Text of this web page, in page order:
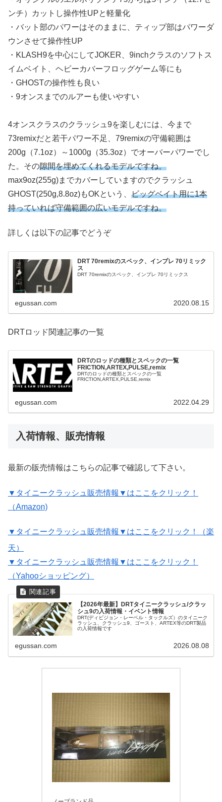
ンチ）カットし操作性UPと軽量化
・バット部のパワーはそのままに、ティップ部はパワーダ
ウンさせて操作性UP
・KLASH9を中心にしてJOKER、9inchクラスのソフトス
イムベイト、ヘビーカバーフロッグゲーム等にも
・GHOSTの操作性も良い
・9オンスまでのルアーも使いやすい
4オンスクラスのクラッシュ9を楽しむには、今まで
73remixだと若干パワー不足、79remixの守備範囲は
200g（7.1oz）～1000g（35.3oz）でオーバーパワーでし
た。その隙間を埋めてくれるモデルですね。
max9oz(255g)までカバーしていますのでクラッシュ
GHOST(250g,8.8oz)もOKという、 ビッグベイト用に1本
持っていれば守備範囲の広いモデルですね。
詳しくは以下の記事でどうぞ
DRT 70remixのスペック、インプレ 70リミック
ス
DRT 70remixのスペック、インプレ 70リミックス
egussan.com 2020.08.15
DRTロッド関連記事の一覧
DRTのロッドの種類とスペックの一覧
FRICTION,ARTEX,PULSE,remix
DRTのロッドの種類とスペックの一覧
FRICTION,ARTEX,PULSE,remix
egussan.com 2022.04.29
入荷情報、販売情報
最新の販売情報はこちらの記事で確認して下さい。
▼タイニークラッシュ販売情報▼はここをクリック！
（Amazon)
▼タイニークラッシュ販売情報▼はここをクリック！（楽
天）
▼タイニークラッシュ販売情報▼はここをクリック！
（Yahooショッピング）
【2026年最新】DRTタイニークラッシュ/クラッ
シュ9の入荷情報・イベント情報
DRT(ディビジョン・レーベル・タックルズ）のタイニーク
ラッシュ、クラッシュ9、ゴースト、ARTEX等のDRT製品
の入荷情報です
egussan.com 2026.08.08